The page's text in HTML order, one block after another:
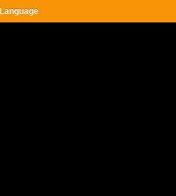
Language